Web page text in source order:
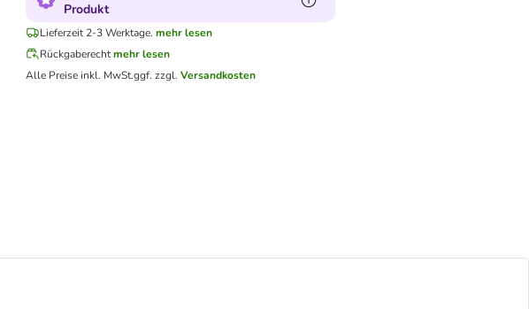
Produkt
Lieferzeit 2-3 Werktage. mehr lesen
Rückgaberechtmehr lesen
Alle Preise inkl. MwSt.ggf. zzgl.Versandkosten